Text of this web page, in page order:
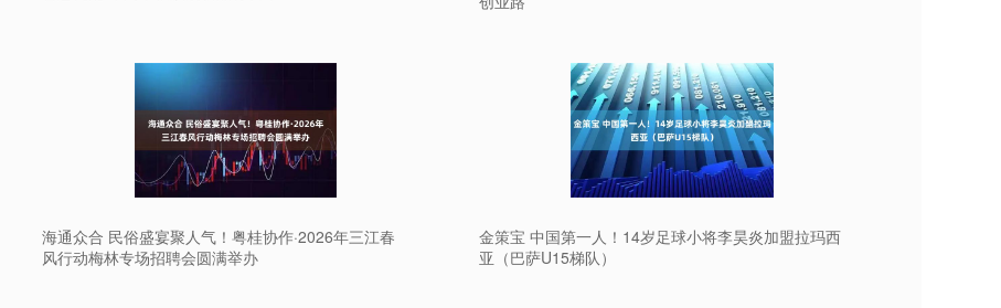
海通众合 民俗盛宴聚人气！粤桂协作·2026年三江春
风行动梅林专场招聘会圆满举办
金策宝 中国第一人！14岁足球小将李昊炎加盟拉玛西
亚（巴萨U15梯队）